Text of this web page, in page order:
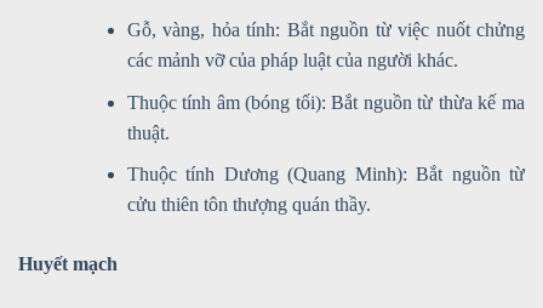
Gỗ, vàng, hỏa tính: Bắt nguồn từ việc nuốt chửng
các mảnh vỡ của pháp luật của người khác.
Thuộc tính âm (bóng tối): Bắt nguồn từ thừa kế ma
thuật.
Thuộc tính Dương (Quang Minh): Bắt nguồn từ
cửu thiên tôn thượng quán thầy.
Huyết mạch